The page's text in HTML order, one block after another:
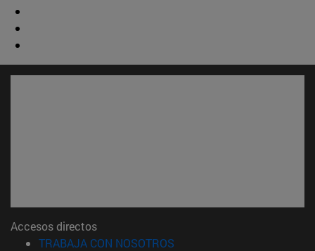
Accesos directos
TRABAJA CON NOSOTROS